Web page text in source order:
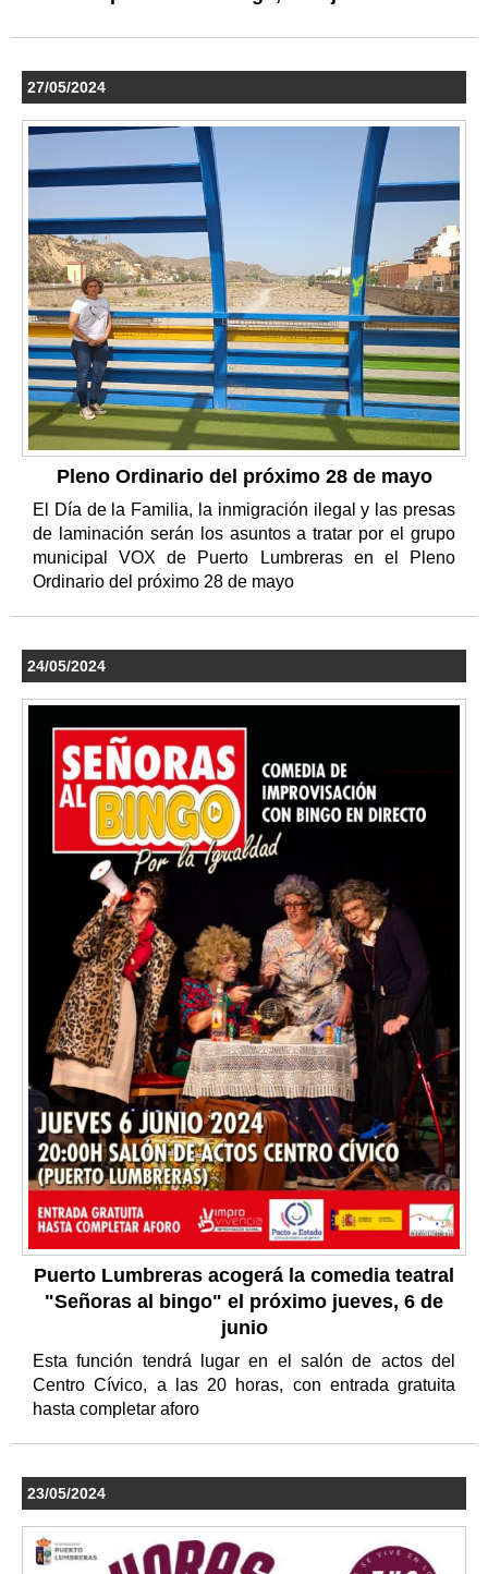
27/05/2024
Pleno Ordinario del próximo 28 de mayo
El Día de la Familia, la inmigración ilegal y las presas
de laminación serán los asuntos a tratar por el grupo
municipal VOX de Puerto Lumbreras en el Pleno
Ordinario del próximo 28 de mayo
24/05/2024
Puerto Lumbreras acogerá la comedia teatral
"Señoras al bingo" el próximo jueves, 6 de
junio
Esta función tendrá lugar en el salón de actos del
Centro Cívico, a las 20 horas, con entrada gratuita
hasta completar aforo
23/05/2024